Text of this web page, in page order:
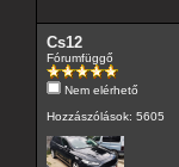
Cs12
Fórumfüggő
Nem elérhető
Hozzászólások: 5605